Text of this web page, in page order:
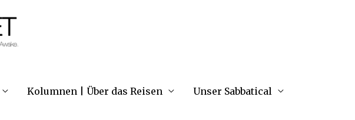
Kolumnen | Über das Reisen Unser Sabbatical